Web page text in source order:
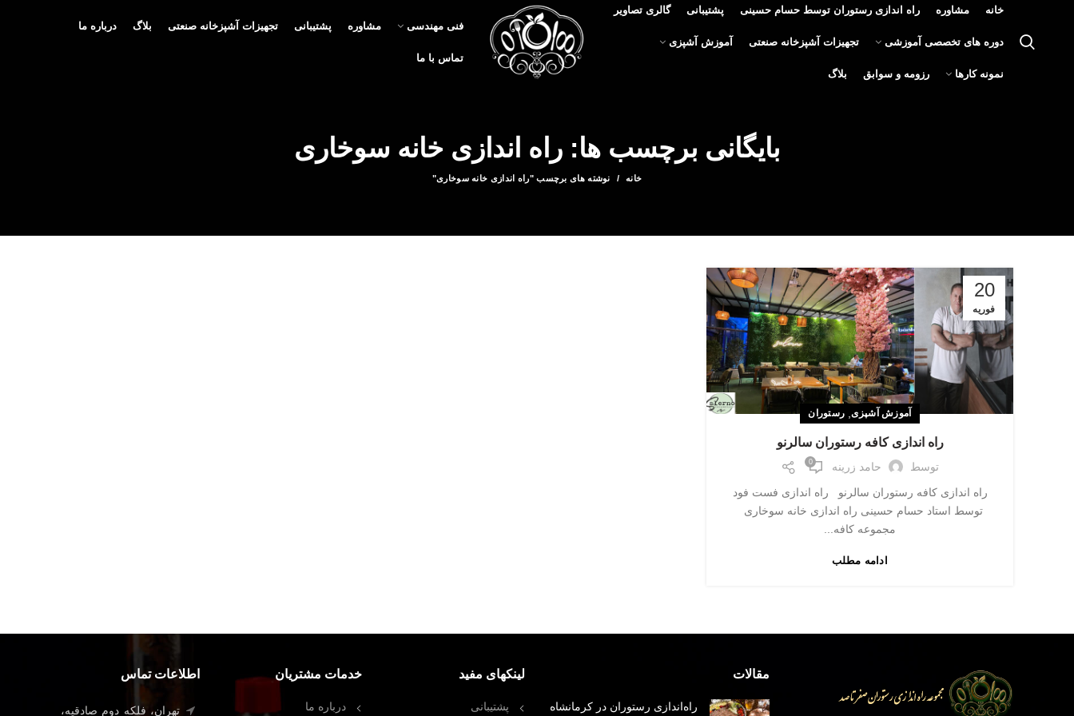
خانه مشاوره راه اندازی رستوران توسط حسام حسینی پشتیبانی گالری تصاویر
دوره های تخصصی آموزشی تجهیزات آشپزخانه صنعتی آموزش آشپزی
نمونه کارها رزومه و سوابق بلاگ
فنی مهندسی مشاوره پشتیبانی تجهیزات آشپزخانه صنعتی بلاگ درباره ما
تماس با ما
بایگانی برچسب ها: راه اندازی خانه سوخاری
خانه نوشته های برچسب "راه اندازی خانه سوخاری"
20
فوریه
آموزش آشپزی, رستوران
راه اندازی کافه رستوران سالرنو
توسط حامد زرینه 0
راه اندازی کافه رستوران سالرنو راه اندازی فست فود
توسط استاد حسام حسینی راه اندازی خانه سوخاری
مجموعه کافه...
ادامه مطلب
مقالات
راه‌اندازی رستوران در کرمانشاه
لینکهای مفید
پشتیبانی
خدمات مشتریان
درباره ما
اطلاعات تماس
تهران، فلکه دوم صادقیه،